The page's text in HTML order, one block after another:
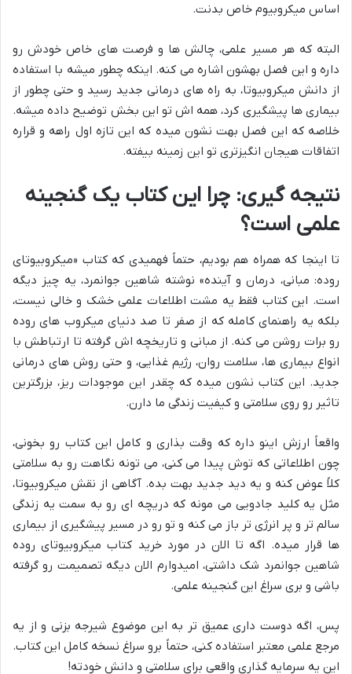
اساس میکروبیوم خاص بدنت.
البته که هر مسیر علمی، چالش ها و فرصت های خاص خودش رو
داره و این فصل بهشون اشاره می کنه. اینکه چطور میشه با استفاده
از دانش میکروبیوتا، به راه های درمانی جدید رسید و حتی چطور از
بیماری ها پیشگیری کرد، همه اش تو این بخش توضیح داده میشه.
خلاصه که این فصل بهت نشون میده که این تازه اول راهه و قراره
اتفاقات هیجان انگیزتری تو این زمینه بیفته.
نتیجه گیری: چرا این کتاب یک گنجینه
علمی است؟
تا اینجا که همراه هم بودیم، حتماً فهمیدی که کتاب «میکروبیوتای
روده: مبانی، درمان و آینده» نوشته شاهین جوانمرد، یه چیز دیگه
است. این کتاب فقط یه مشت اطلاعات علمی خشک و خالی نیست،
بلکه یه راهنمای کامله که از صفر تا صد دنیای میکروب های روده
رو برات روشن می کنه. از مبانی و تاریخچه اش گرفته تا ارتباطش با
انواع بیماری ها، سلامت روان، رژیم غذایی، و حتی روش های درمانی
جدید. این کتاب نشون میده که چقدر این موجودات ریز، بزرگترین
تاثیر رو روی سلامتی و کیفیت زندگی ما دارن.
واقعاً ارزش اینو داره که وقت بذاری و کامل این کتاب رو بخونی،
چون اطلاعاتی که توش پیدا می کنی، می تونه نگاهت رو به سلامتی
کلاً عوض کنه و یه دید جدید بهت بده. آگاهی از نقش میکروبیوتا،
مثل یه کلید جادویی می مونه که دریچه ای رو به سمت یه زندگی
سالم تر و پر انرژی تر باز می کنه و تو رو در مسیر پیشگیری از بیماری
ها قرار میده. اگه تا الان در مورد خرید کتاب میکروبیوتای روده
شاهین جوانمرد شک داشتی، امیدوارم الان دیگه تصمیمت رو گرفته
باشی و بری سراغ این گنجینه علمی.
پس، اگه دوست داری عمیق تر به این موضوع شیرجه بزنی و از یه
مرجع علمی معتبر استفاده کنی، حتماً برو سراغ نسخه کامل این کتاب.
این یه سرمایه گذاری واقعی برای سلامتی و دانش خودته!